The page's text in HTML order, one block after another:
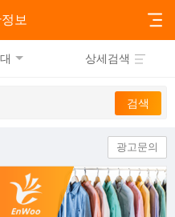
보
상세검색
광고문의